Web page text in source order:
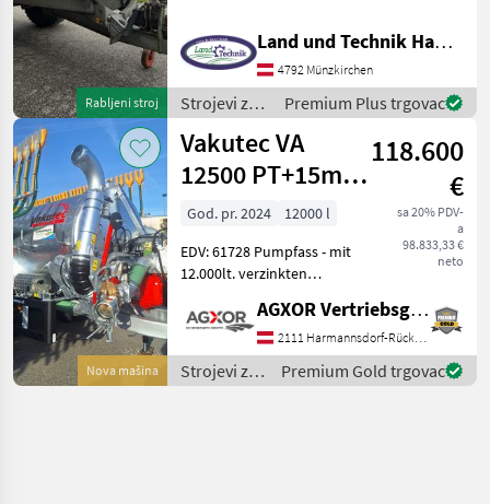
Rabljeni stroj
Vorbereitung
Schleppschuhverteiler •
Hydr. Bremse mit
Typenschein 25 km/h •
Verstärkte Achse
Land und Technik HandelsgesmbH
4792 Münzkirchen
Strojevi za
đubrenje,
gnojenje i
navodnjavanje
/ Vakutec
Premium Plus trgovac
Nova mašina
Vakutec VA
12500 PT+15m
Schleppschuhverteiler
Pumpfass S
118.600
€
sa 20% PDV-
a
98.833,33 €
neto
God. pr. 2024
12000 l
EDV: 61728 Pumpfass - mit
12.000lt. verzinkten
Fassdurchmesser - mit
1.000mm ausschwenkbaren
Heckdeckel - mit 200mm
Domdeckel - mit Sc
AGXOR Vertriebsgesellschaft Ost GmbH
2111 Harmannsdorf-Rückersdorf
Strojevi za
đubrenje,
Premium Gold trgovac